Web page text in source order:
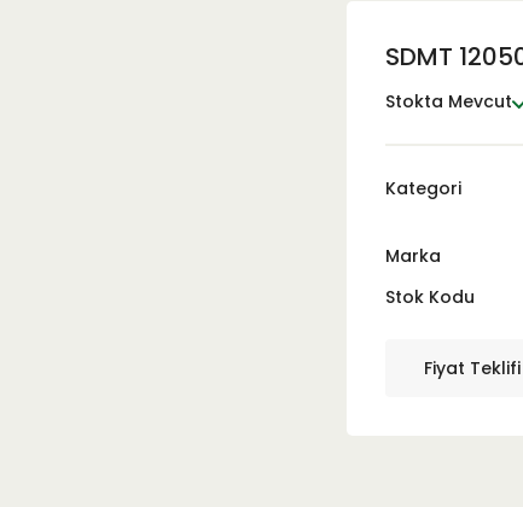
SDMT
Stokta Mevcut
Kategori
Marka
Stok Kodu
Fiyat